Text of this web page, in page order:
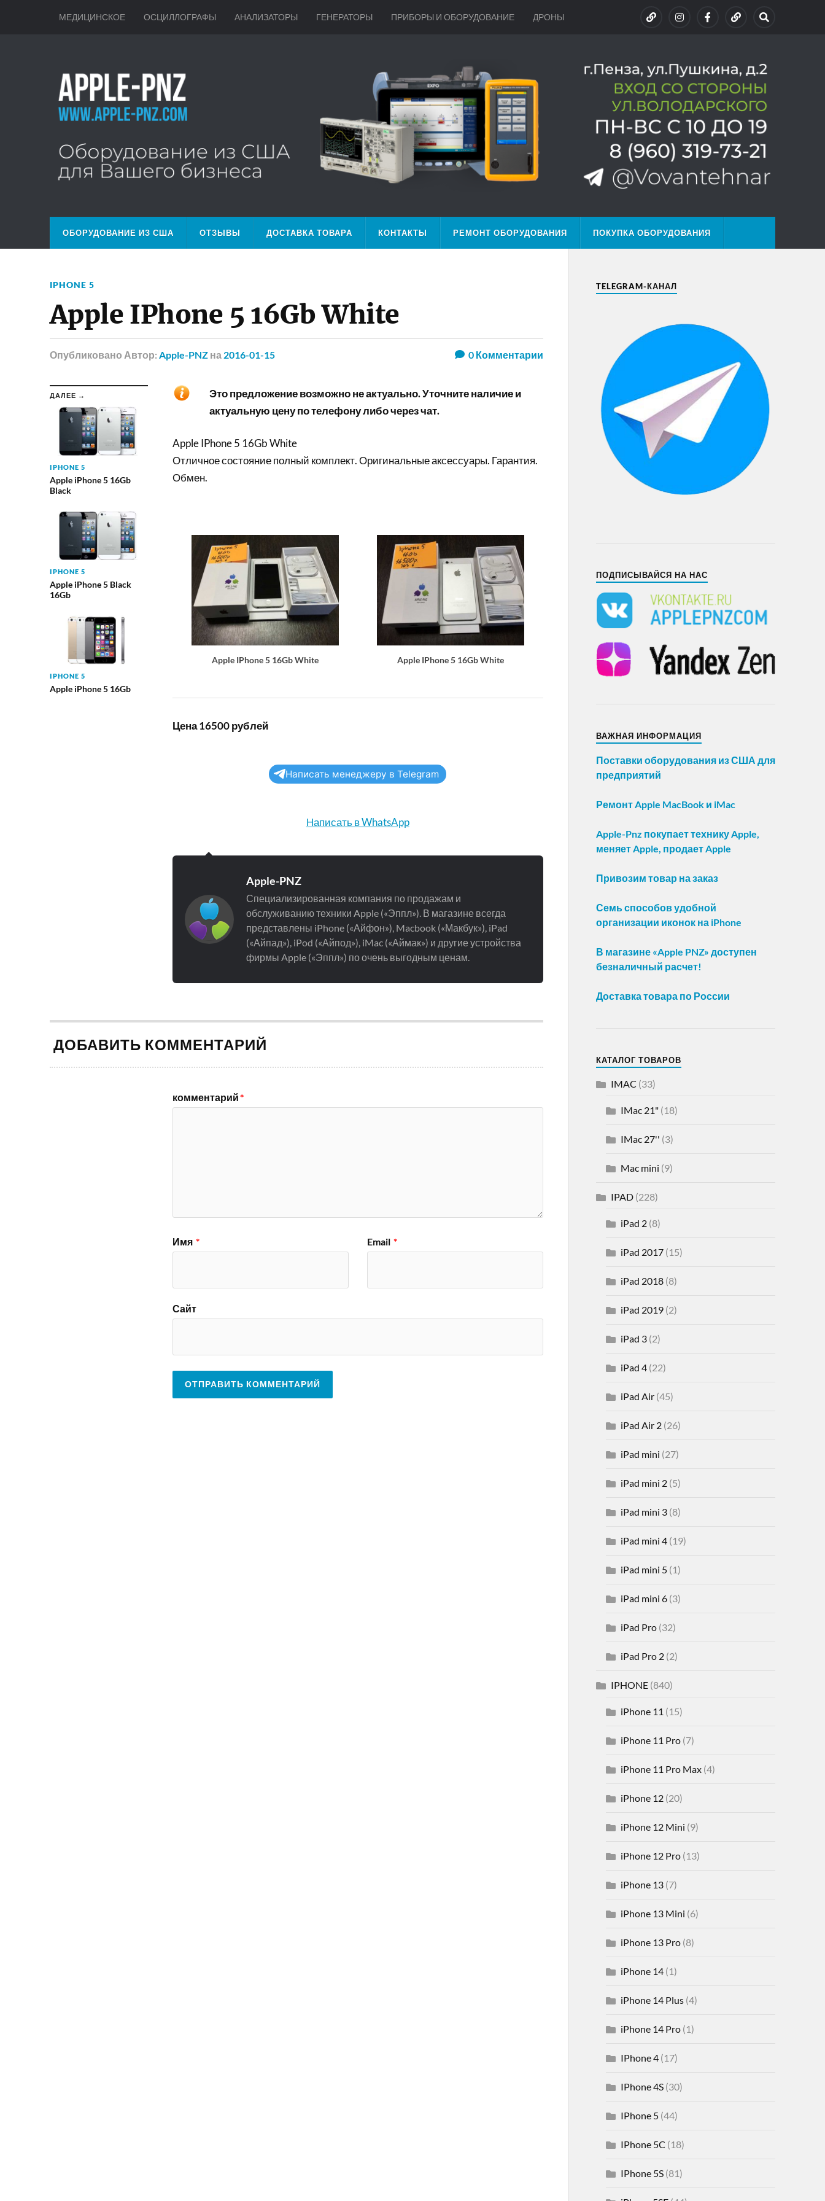
МЕДИЦИНСКОЕ ОСЦИЛЛОГРАФЫ АНАЛИЗАТОРЫ ГЕНЕРАТОРЫ ПРИБОРЫ И ОБОРУДОВАНИЕ ДРОНЫ
ОБОРУДОВАНИЕ ИЗ США ОТЗЫВЫ ДОСТАВКА ТОВАРА КОНТАКТЫ РЕМОНТ ОБОРУДОВАНИЯ ПОКУПКА ОБОРУДОВАНИЯ
IPHONE 5
Apple IPhone 5 16Gb White
Опубликовано Автор: Apple-PNZ на 2016-01-15 0Комментарии
ДАЛЕЕ →
IPHONE 5
Apple iPhone 5 16Gb
Black
IPHONE 5
Apple iPhone 5 Black
16Gb
IPHONE 5
Apple iPhone 5 16Gb
Это предложение возможно не актуально. Уточните наличие и
актуальную цену по телефону либо через чат.
Apple IPhone 5 16Gb White
Отличное состояние полный комплект. Оригинальные аксессуары. Гарантия.
Обмен.
Apple IPhone 5 16Gb White Apple IPhone 5 16Gb White
Цена 16500 рублей
Написать менеджеру в Telegram
Написать в WhatsApp
Apple-PNZ
Специализированная компания по продажам и
обслуживанию техники Apple («Эппл»). В магазине всегда
представлены iPhone («Айфон»), Macbook («Макбук»), iPad
(«Айпад»), iPod («Айпод»), iMac («Аймак») и другие устройства
фирмы Apple («Эппл») по очень выгодным ценам.
ДОБАВИТЬ КОММЕНТАРИЙ
комментарий*
Имя * Email *
Сайт
TELEGRAM-КАНАЛ
ПОДПИСЫВАЙСЯ НА НАС
ВАЖНАЯ ИНФОРМАЦИЯ
Поставки оборудования из США для
предприятий
Ремонт Apple MacBook и iMac
Apple-Pnz покупает технику Apple,
меняет Apple, продает Apple
Привозим товар на заказ
Семь способов удобной
организации иконок на iPhone
В магазине «Apple PNZ» доступен
безналичный расчет!
Доставка товара по России
КАТАЛОГ ТОВАРОВ
IMAC (33)
IMac 21"(18)
IMac 27'' (3)
Mac mini (9)
IPAD(228)
iPad 2(8)
iPad 2017(15)
iPad 2018(8)
iPad 2019(2)
iPad 3(2)
iPad 4(22)
iPad Air(45)
iPad Air 2(26)
iPad mini (27)
iPad mini 2(5)
iPad mini 3(8)
iPad mini 4(19)
iPad mini 5(1)
iPad mini 6(3)
iPad Pro(32)
iPad Pro 2(2)
IPHONE(840)
iPhone 11 (15)
iPhone 11 Pro(7)
iPhone 11 Pro Max(4)
iPhone 12(20)
iPhone 12 Mini (9)
iPhone 12 Pro(13)
iPhone 13(7)
iPhone 13 Mini (6)
iPhone 13 Pro(8)
iPhone 14(1)
iPhone 14 Plus(4)
iPhone 14 Pro(1)
IPhone 4(17)
IPhone 4S(30)
IPhone 5(44)
IPhone 5C (18)
IPhone 5S(81)